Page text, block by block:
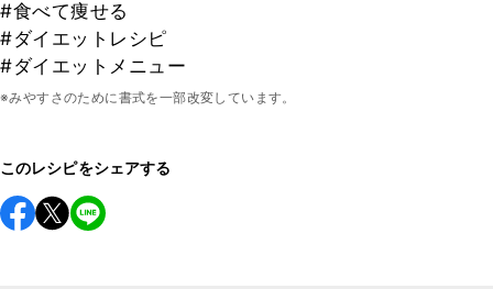
#食べて痩せる
#ダイエットレシピ
#ダイエットメニュー
※みやすさのために書式を一部改変しています。
このレシピをシェアする